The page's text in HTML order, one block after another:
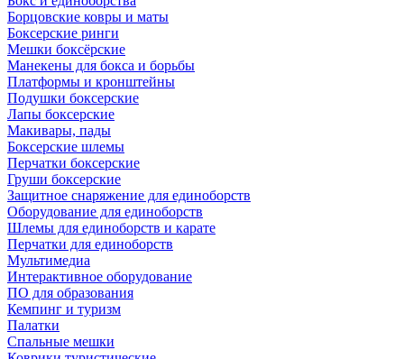
Борцовские ковры и маты
Боксерские ринги
Мешки боксёрские
Манекены для бокса и борьбы
Платформы и кронштейны
Подушки боксерские
Лапы боксерские
Макивары, пады
Боксерские шлемы
Перчатки боксерские
Груши боксерские
Защитное снаряжение для единоборств
Оборудование для единоборств
Шлемы для единоборств и карате
Перчатки для единоборств
Мультимедиа
Интерактивное оборудование
ПО для образования
Кемпинг и туризм
Палатки
Спальные мешки